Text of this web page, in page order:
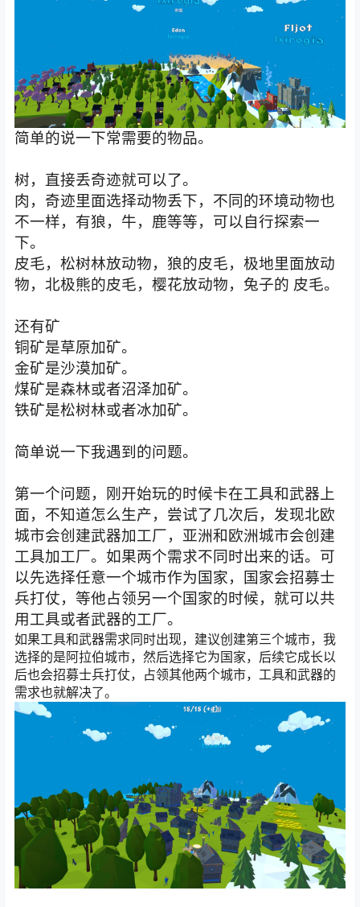
简单的说一下常需要的物品。
树，直接丢奇迹就可以了。
肉，奇迹里面选择动物丢下，不同的环境动物也
不一样，有狼，牛，鹿等等，可以自行探索一
下。
皮毛，松树林放动物，狼的皮毛，极地里面放动
物，北极熊的皮毛，樱花放动物，兔子的 皮毛。
还有矿
铜矿是草原加矿。
金矿是沙漠加矿。
煤矿是森林或者沼泽加矿。
铁矿是松树林或者冰加矿。
简单说一下我遇到的问题。
第一个问题，刚开始玩的时候卡在工具和武器上
面，不知道怎么生产，尝试了几次后，发现北欧
城市会创建武器加工厂，亚洲和欧洲城市会创建
工具加工厂。如果两个需求不同时出来的话。可
以先选择任意一个城市作为国家，国家会招募士
兵打仗，等他占领另一个国家的时候，就可以共
用工具或者武器的工厂。
如果工具和武器需求同时出现，建议创建第三个城市，我
选择的是阿拉伯城市，然后选择它为国家，后续它成长以
后也会招募士兵打仗，占领其他两个城市，工具和武器的
需求也就解决了。